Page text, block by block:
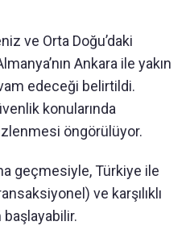
ve Orta Doğu’daki
Ankara ile yakın
edeceği belirtildi.
konularında
izlenmesi öngörülüyor.
geçmesiyle, Türkiye ile
ve karşılıklı
başlayabilir.